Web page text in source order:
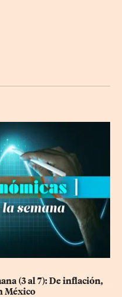
(3 al 7): De inflación,
México